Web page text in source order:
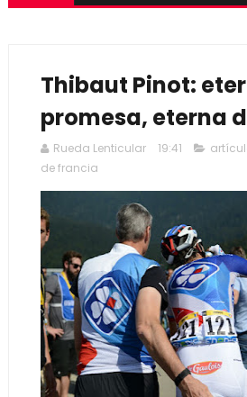
Thibaut Pinot:
promesa, eterna
Rueda Lenticular 19:41
de francia